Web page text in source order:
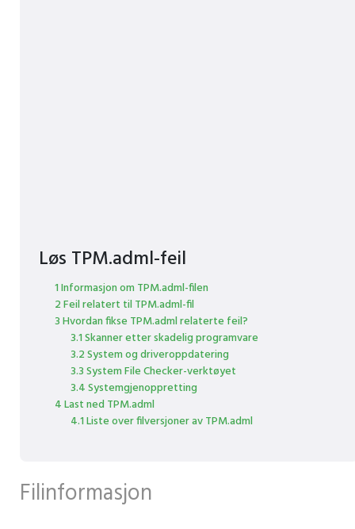
Løs TPM.adml-feil
1 Informasjon om TPM.adml-filen
2 Feil relatert til TPM.adml-fil
3 Hvordan fikse TPM.adml relaterte feil?
3.1 Skanner etter skadelig programvare
3.2 System og driveroppdatering
3.3 System File Checker-verktøyet
3.4 Systemgjenoppretting
4 Last ned TPM.adml
4.1 Liste over filversjoner av TPM.adml
Filinformasjon